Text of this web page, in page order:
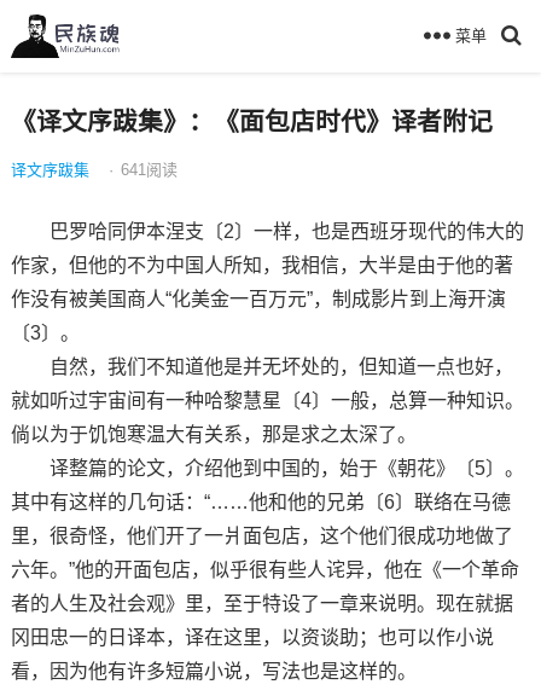
菜单
《译文序跋集》：《面包店时代》译者附记
译文序跋集 · 641 阅读
巴罗哈同伊本涅支〔2〕一样，也是西班牙现代的伟大的
作家，但他的不为中国人所知，我相信，大半是由于他的著
作没有被美国商人“化美金一百万元”，制成影片到上海开演
〔3〕。
自然，我们不知道他是并无坏处的，但知道一点也好，
就如听过宇宙间有一种哈黎慧星〔4〕一般，总算一种知识。
倘以为于饥饱寒温大有关系，那是求之太深了。
译整篇的论文，介绍他到中国的，始于《朝花》〔5〕。
其中有这样的几句话：“……他和他的兄弟〔6〕联络在马德
里，很奇怪，他们开了一爿面包店，这个他们很成功地做了
六年。”他的开面包店，似乎很有些人诧异，他在《一个革命
者的人生及社会观》里，至于特设了一章来说明。现在就据
冈田忠一的日译本，译在这里，以资谈助；也可以作小说
看，因为他有许多短篇小说，写法也是这样的。